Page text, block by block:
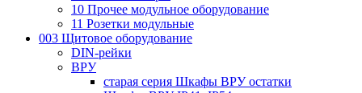
10 Прочее модульное оборудование
11 Розетки модульные
003 Щитовое оборудование
DIN-рейки
ВРУ
старая серия Шкафы ВРУ остатки